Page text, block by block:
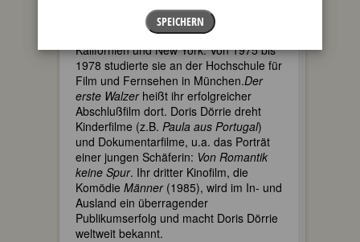
Theaterwissenschaft und Schauspiel in
Kalifornien und New York. Von 1975 bis
1978 studierte sie an der Hochschule für
Film und Fernsehen in München.Der
erste Walzerheißt ihr erfolgreicher
Abschlußfilm dort. Doris Dörrie dreht
Kinderfilme (z.B. Paula aus Portugal)
und Dokumentarfilme, u.a. das Porträt
einer jungen Schäferin: Von Romantik
keine Spur. Ihr dritter Kinofilm, die
Komödie Männer(1985), wird im In- und
Ausland ein überragender
Publikumserfolg und macht Doris Dörrie
weltweit bekannt.
SPEICHERN